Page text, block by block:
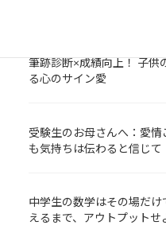
筆跡診断×成績向上！ 子供
る心のサイン愛
受験生のお母さんへ：愛
も気持ちは伝わると信じて
中学生の数学はその場だ
えるまで、アウトプットせ